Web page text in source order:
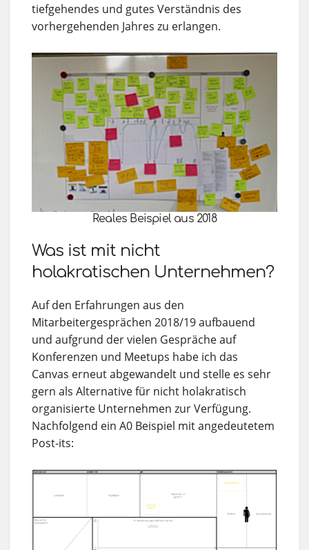
tiefgehendes und gutes Verständnis des
vorhergehenden Jahres zu erlangen.
Reales Beispiel aus 2018
Was ist mit nicht
holakratischen Unternehmen?
Auf den Erfahrungen aus den
Mitarbeitergesprächen 2018/19 aufbauend
und aufgrund der vielen Gespräche auf
Konferenzen und Meetups habe ich das
Canvas erneut abgewandelt und stelle es sehr
gern als Alternative für nicht holakratisch
organisierte Unternehmen zur Verfügung.
Nachfolgend ein A0 Beispiel mit angedeutetem
Post-its: